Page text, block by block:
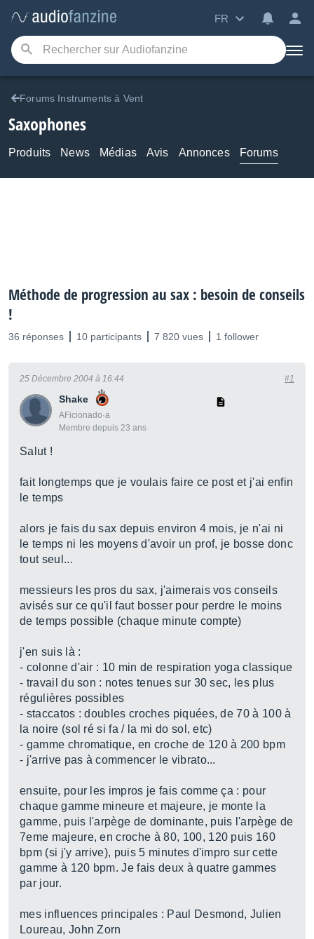
FR
Forums Instruments à Vent
Saxophones
Produits News Médias Avis Annonces Forums
Méthode de progression au sax : besoin de conseils
!
36 réponses 10 participants 7 820 vues 1 follower
Shake
AFicionado·a
Membre depuis 23 ans
25 Décembre 2004 à 16:44 #1
Salut !
fait longtemps que je voulais faire ce post et j'ai enfin
le temps
alors je fais du sax depuis environ 4 mois, je n'ai ni
le temps ni les moyens d'avoir un prof, je bosse donc
tout seul...
messieurs les pros du sax, j'aimerais vos conseils
avisés sur ce qu'il faut bosser pour perdre le moins
de temps possible (chaque minute compte)
j'en suis là :
- colonne d'air : 10 min de respiration yoga classique
- travail du son : notes tenues sur 30 sec, les plus
régulières possibles
- staccatos : doubles croches piquées, de 70 à 100 à
la noire (sol ré si fa / la mi do sol, etc)
- gamme chromatique, en croche de 120 à 200 bpm
- j'arrive pas à commencer le vibrato...
ensuite, pour les impros je fais comme ça : pour
chaque gamme mineure et majeure, je monte la
gamme, puis l'arpège de dominante, puis l'arpège de
7eme majeure, en croche à 80, 100, 120 puis 160
bpm (si j'y arrive), puis 5 minutes d'impro sur cette
gamme à 120 bpm. Je fais deux à quatre gammes
par jour.
mes influences principales : Paul Desmond, Julien
Loureau, John Zorn